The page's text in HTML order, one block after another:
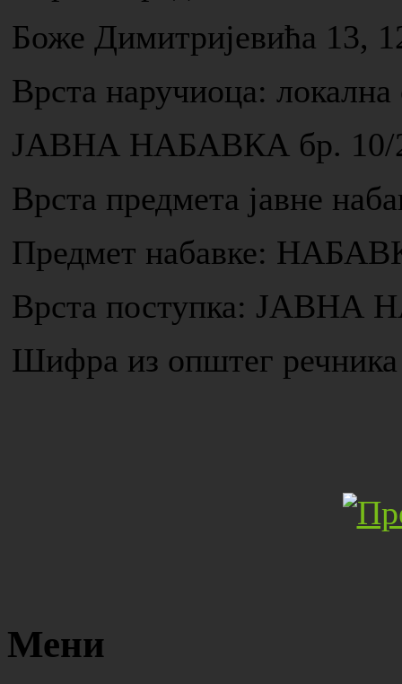
Боже Димитријевића 13,
Врста наручиоца: локална
ЈАВНА НАБАВКА бр. 10/
Врста предмета јавне
Предмет набавке:
Врста поступка:
Шифра из општег
Мени